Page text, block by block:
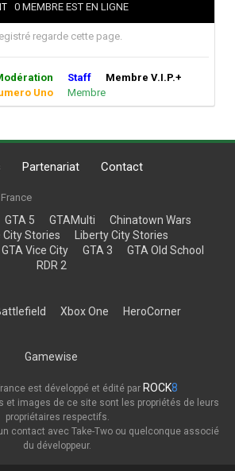
0 MEMBRE EST EN LIGNE
regarde cette page.
Staff
Membre V.I.P.+
Uno Membre
Partenariat Contact
GTA 5 GTAMulti
Chinatown Wars
City Stories
Liberty City Stories
GTA Vice City GTA 3
GTA Old School
RDR 2
Xbox One HeroCorner
Gamewise
est développé et édité par ROCK8
et images de ce site sont les propriétés de leurs
propriétaires respectifs.
contact avec Take-Two ou quelconque associé
du développeur.